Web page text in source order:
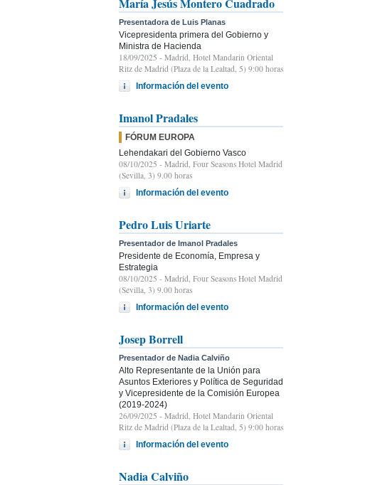
Presentadora de Luis Planas
Vicepresidenta primera del Gobierno y
Ministra de Hacienda
18/09/2025 - Madrid, Hotel Mandarin Oriental
Ritz de Madrid (Plaza de la Lealtad, 5) 9:00 horas
Información del evento
Imanol Pradales
FÓRUM EUROPA
Lehendakari del Gobierno Vasco
08/10/2025 - Madrid, Four Seasons Hotel Madrid
(Sevilla, 3) 9.00 horas
Información del evento
Pedro Luis Uriarte
Presentador de Imanol Pradales
Presidente de Economía, Empresa y
Estrategia
08/10/2025 - Madrid, Four Seasons Hotel Madrid
(Sevilla, 3) 9.00 horas
Información del evento
Josep Borrell
Presentador de Nadia Calviño
Alto Representante de la Unión para
Asuntos Exteriores y Política de Seguridad
y Vicepresidente de la Comisión Europea
(2019-2024)
26/09/2025 - Madrid, Hotel Mandarin Oriental
Ritz de Madrid (Plaza de la Lealtad, 5) 9:00 horas
Información del evento
Nadia Calviño